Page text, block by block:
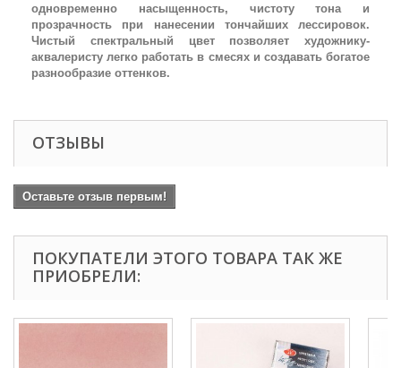
одновременно насыщенность, чистоту тона и
прозрачность при нанесении тончайших лессировок.
Чистый спектральный цвет позволяет художнику-
аквалеристу легко работать в смесях и создавать богатое
разнообразие оттенков.
ОТЗЫВЫ
Оставьте отзыв первым!
ПОКУПАТЕЛИ ЭТОГО ТОВАРА ТАК ЖЕ
ПРИОБРЕЛИ: